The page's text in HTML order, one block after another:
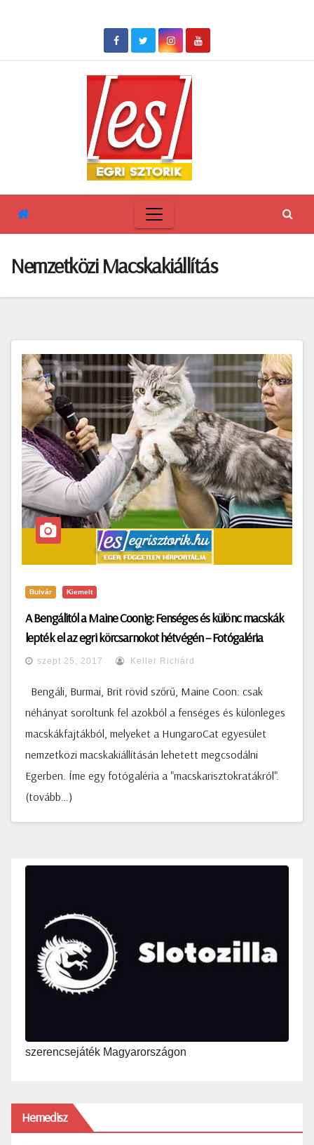
Nemzetközi Macskakiállítás
Bulvár Kiemelt
A Bengálitól a Maine Coonig: Fenséges és különc macskák
lepték el az egri körcsarnokot hétvégén – Fotógaléria
szept 25, 2017 Keller Richárd
Bengáli, Burmai, Brit rövid szőrű, Maine Coon: csak
néhányat soroltunk fel azokból a fenséges és különleges
macskákfajtákból, melyeket a HungaroCat egyesület
nemzetközi macskakiállításán lehetett megcsodálni
Egerben. Íme egy fotógaléria a "macskarisztokratákról".
(tovább…)
szerencsejáték Magyarországon
Hemedisz